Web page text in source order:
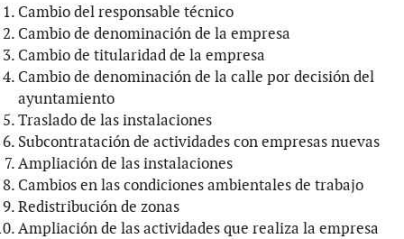
Cambio del responsable técnico
Cambio de denominación de la empresa
Cambio de titularidad de la empresa
Cambio de denominación de la calle por decisión del
ayuntamiento
Traslado de las instalaciones
Subcontratación de actividades con empresas nuevas
Ampliación de las instalaciones
Cambios en las condiciones ambientales de trabajo
Redistribución de zonas
Ampliación de las actividades que realiza la empresa